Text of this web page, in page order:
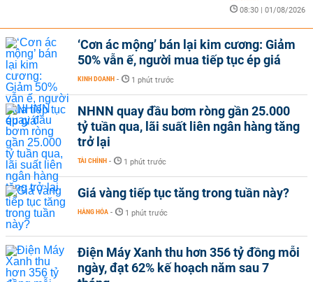
08:30 | 01/08/2026
‘Cơn ác mộng’ bán lại kim cương: Giảm
50% vẫn ế, người mua tiếp tục ép giá
KINH DOANH - 1 phút trước
NHNN quay đầu bơm ròng gần 25.000
tỷ tuần qua, lãi suất liên ngân hàng tăng
trở lại
TÀI CHÍNH - 1 phút trước
Giá vàng tiếp tục tăng trong tuần này?
HÀNG HÓA - 1 phút trước
Điện Máy Xanh thu hơn 356 tỷ đồng mỗi
ngày, đạt 62% kế hoạch năm sau 7